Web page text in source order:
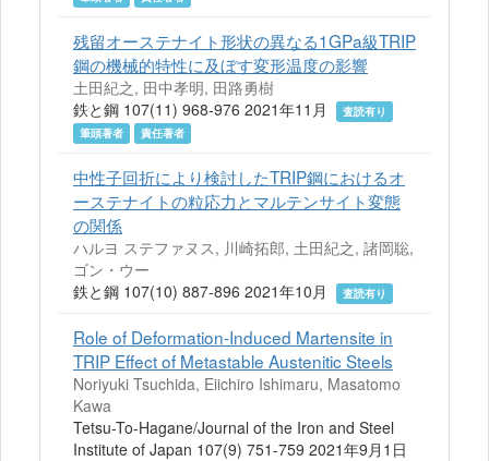
残留オーステナイト形状の異なる1GPa級TRIP
鋼の機械的特性に及ぼす変形温度の影響
土田紀之, 田中孝明, 田路勇樹
鉄と鋼 107(11) 968-976 2021年11月
査読有り
筆頭著者
責任著者
中性子回折により検討したTRIP鋼におけるオ
ーステナイトの粒応力とマルテンサイト変態
の関係
ハルヨ ステファヌス, 川崎拓郎, 土田紀之, 諸岡聡,
ゴン・ウー
鉄と鋼 107(10) 887-896 2021年10月
査読有り
Role of Deformation-Induced Martensite in
TRIP Effect of Metastable Austenitic Steels
Noriyuki Tsuchida, Eiichiro Ishimaru, Masatomo
Kawa
Tetsu-To-Hagane/Journal of the Iron and Steel
Institute of Japan 107(9) 751-759 2021年9月1日